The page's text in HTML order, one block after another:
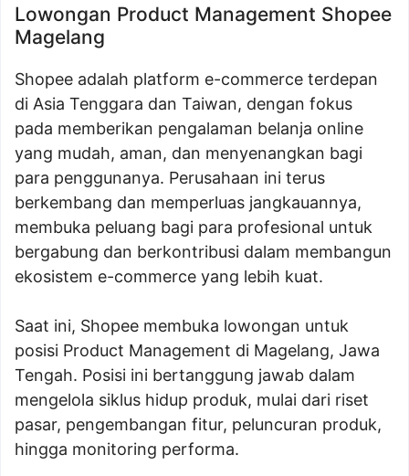
Lowongan Product Management Shopee
Magelang
Shopee adalah platform e-commerce terdepan
di Asia Tenggara dan Taiwan, dengan fokus
pada memberikan pengalaman belanja online
yang mudah, aman, dan menyenangkan bagi
para penggunanya. Perusahaan ini terus
berkembang dan memperluas jangkauannya,
membuka peluang bagi para profesional untuk
bergabung dan berkontribusi dalam membangun
ekosistem e-commerce yang lebih kuat.
Saat ini, Shopee membuka lowongan untuk
posisi Product Management di Magelang, Jawa
Tengah. Posisi ini bertanggung jawab dalam
mengelola siklus hidup produk, mulai dari riset
pasar, pengembangan fitur, peluncuran produk,
hingga monitoring performa.